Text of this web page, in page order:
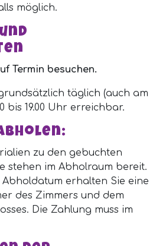
möglich.
Termin besuchen.
täglich (auch am
bis 19.00 Uhr erreichbar.
zu den gebuchten
stehen im Abholraum bereit.
Abholdatum erhalten Sie eine
des Zimmers und dem
Die Zahlung muss im